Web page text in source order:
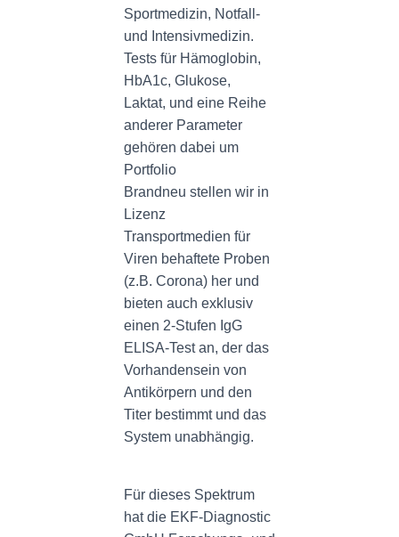
Sportmedizin, Notfall-
und Intensivmedizin.
Tests für Hämoglobin,
HbA1c, Glukose,
Laktat, und eine Reihe
anderer Parameter
gehören dabei um
Portfolio
Brandneu stellen wir in
Lizenz
Transportmedien für
Viren behaftete Proben
(z.B. Corona) her und
bieten auch exklusiv
einen 2-Stufen IgG
ELISA-Test an, der das
Vorhandensein von
Antikörpern und den
Titer bestimmt und das
System unabhängig.
Für dieses Spektrum
hat die EKF-Diagnostic